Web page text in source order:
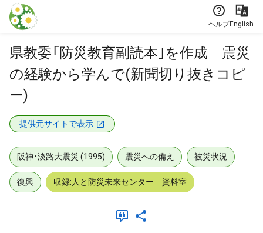
本文に飛ぶ
ヘルプEnglish
県教委「防災教育副読本｣を作成 震災
の経験から学んで(新聞切り抜きコピ
ー)
提供元サイトで表示
阪神・淡路大震災 (1995) 震災への備え 被災状況
復興 収録:人と防災未来センター 資料室